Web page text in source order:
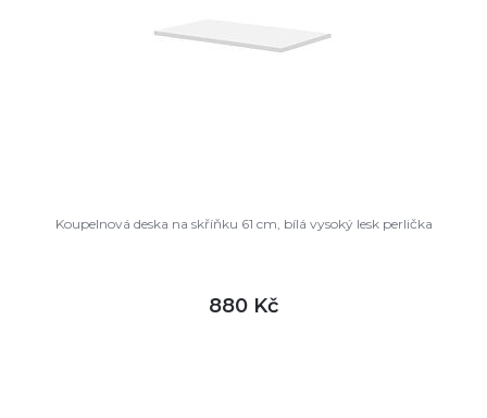
Koupelnová deska na skříňku 61 cm, bílá vysoký lesk perlička
880 Kč